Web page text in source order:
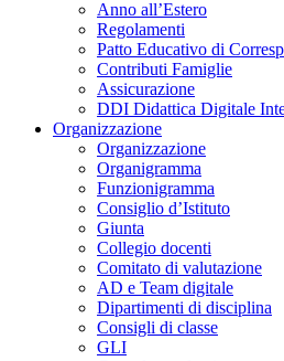
Anno all’Estero
Regolamenti
Patto Educativo di
Contributi Famiglie
Assicurazione
DDI Didattica Digitale
Organizzazione
Organizzazione
Organigramma
Funzionigramma
Consiglio d’Istituto
Giunta
Collegio docenti
Comitato di valutazione
AD e Team digitale
Dipartimenti di disciplina
Consigli di classe
GLI